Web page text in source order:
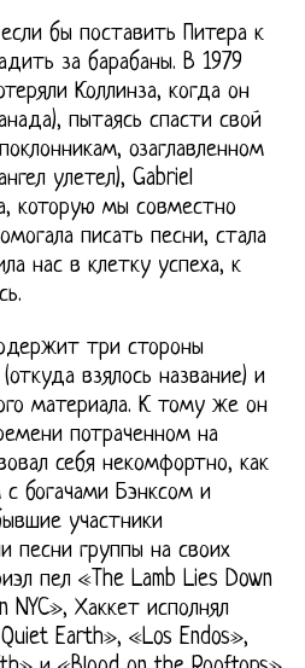
бы поставить Питера к
за барабаны. В 1979
Коллинза, когда он
пытаясь спасти свой
озаглавленном
улетел), Gabriel
которую мы совместно
писать песни, стала
нас в клетку успеха, к
три стороны
взялось название) и
материала. К тому же он
потраченном на
себя некомфортно, как
богачами Бэнксом и
участники
песни группы на своих
пел «The Lamb Lies Down
Хаккет исполнял
Earth», «Los Endos»,